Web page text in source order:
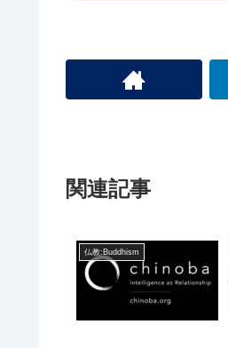
関連記事
仏教:Buddhism